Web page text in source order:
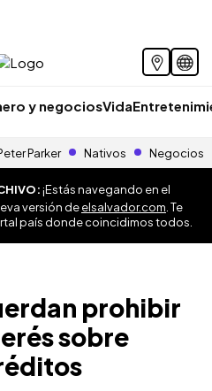
y negociosVida
Parker Nativos Negocios
¡Estás navegando en el
versión deelsalvador.com . Te
país donde coincidimos todos.
prohibir
sobre